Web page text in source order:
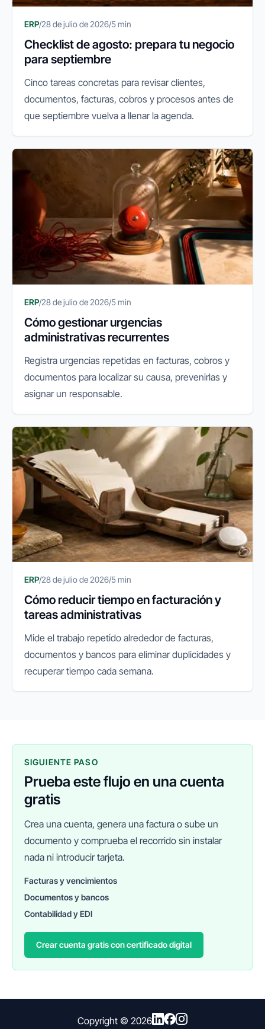
ERP/28 de julio de 2026/5 min
Checklist de agosto: prepara tu negocio
para septiembre
Cinco tareas concretas para revisar clientes,
documentos, facturas, cobros y procesos antes de
que septiembre vuelva a llenar la agenda.
ERP/28 de julio de 2026/5 min
Cómo gestionar urgencias
administrativas recurrentes
Registra urgencias repetidas en facturas, cobros y
documentos para localizar su causa, prevenirlas y
asignar un responsable.
ERP/28 de julio de 2026/5 min
Cómo reducir tiempo en facturación y
tareas administrativas
Mide el trabajo repetido alrededor de facturas,
documentos y bancos para eliminar duplicidades y
recuperar tiempo cada semana.
SIGUIENTE PASO
Prueba este flujo en una cuenta
gratis
Crea una cuenta, genera una factura o sube un
documento y comprueba el recorrido sin instalar
nada ni introducir tarjeta.
Facturas y vencimientos
Documentos y bancos
Contabilidad y EDI
Crear cuenta gratis con certificado digital
Copyright © 2026
FINANEDI
Hablemos ahora
Pedir información sobre FinanEDI